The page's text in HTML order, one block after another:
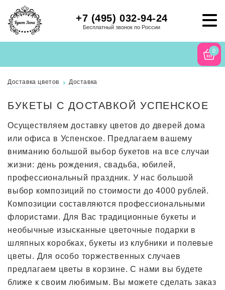
+7 (495) 032-94-24
Бесплатный звонок по России
0
Доставка цветов Доставка
БУКЕТЫ С ДОСТАВКОЙ УСПЕНСКОЕ
Осуществляем доставку цветов до дверей дома
или офиса в Успенское. Предлагаем вашему
вниманию большой выбор букетов на все случаи
жизни: день рождения, свадьба, юбилей,
профессиональный праздник. У нас большой
выбор композиций по стоимости до 4000 рублей.
Композиции составляются профессиональными
флористами. Для Вас традиционные букеты и
необычные изысканные цветочные подарки в
шляпных коробках, букеты из клубники и полевые
цветы. Для особо торжественных случаев
предлагаем цветы в корзине. С нами вы будете
ближе к своим любимым. Вы можете сделать заказ